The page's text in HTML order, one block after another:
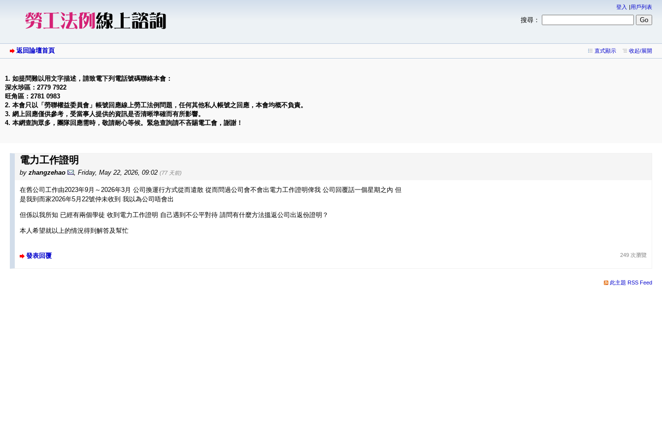
登入 用戶列表
搜尋：
返回論壇首頁 直式顯示 收起/展開
1. 如提問難以用文字描述，請致電下列電話號碼聯絡本會：
深水埗區：2779 7922
旺角區：2781 0983
2. 本會只以「勞聯權益委員會」帳號回應線上勞工法例問題，任何其他私人帳號之回應，本會均概不負責。
3. 網上回應僅供參考，受當事人提供的資訊是否清晰準確而有所影響。
4. 本網查詢眾多，團隊回應需時，敬請耐心等候。緊急查詢請不吝賜電工會，謝謝！
電力工作證明
by zhangzehao , Friday, May 22, 2026, 09:02 (77 天前)
在舊公司工作由2023年9月～2026年3月 公司換運行方式從而遣散 從而問過公司會不會出電力工作證明俾我 公司回覆話一個星期之內 但
是我到而家2026年5月22號仲未收到 我以為公司唔會出
但係以我所知 已經有兩個學徒 收到電力工作證明 自己遇到不公平對待 請問有什麼方法搵返公司出返份證明？
本人希望就以上的情況得到解答及幫忙
發表回覆 249 次瀏覽
此主題 RSS Feed